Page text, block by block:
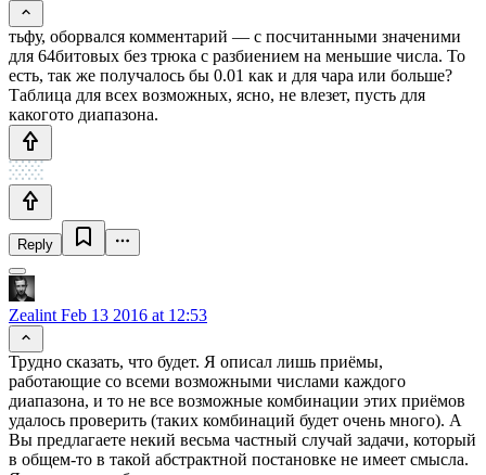
тьфу, оборвался комментарий — с посчитанными значеними
для 64битовых без трюка с разбиением на меньшие числа. То
есть, так же получалось бы 0.01 как и для чара или больше?
Таблица для всех возможных, ясно, не влезет, пусть для
какогото диапазона.
Reply
Zealint Feb 13 2016 at 12:53
Трудно сказать, что будет. Я описал лишь приёмы,
работающие со всеми возможными числами каждого
диапазона, и то не все возможные комбинации этих приёмов
удалось проверить (таких комбинаций будет очень много). А
Вы предлагаете некий весьма частный случай задачи, который
в общем-то в такой абстрактной постановке не имеет смысла.